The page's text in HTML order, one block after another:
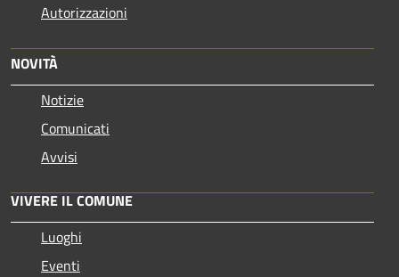
Autorizzazioni
NOVITÀ
Notizie
Comunicati
Avvisi
VIVERE IL COMUNE
Luoghi
Eventi